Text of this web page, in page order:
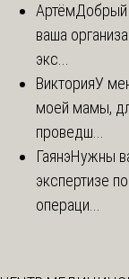
АртёмДобрый
ваша
экс...
ВикторияУ
моей мамы,
проведш...
ГаянэНужны
экспертизе
операци...